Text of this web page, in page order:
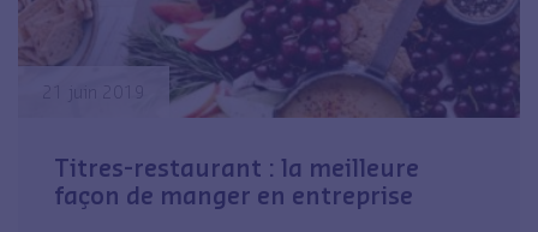
Titres-restaurant : la meilleure
façon de manger en entreprise